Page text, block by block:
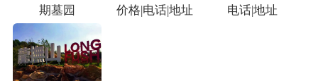
期墓园
价格|电话|地址
电话|地址